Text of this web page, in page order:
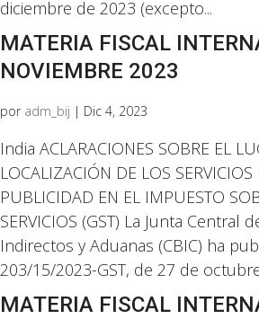
diciembre de 2023 (excepto...
MATERIA FISCAL
NOVIEMBRE 2023
por adm_bij | Dic 4, 2023
India ACLARACIONES SOBRE EL
LOCALIZACIÓN DE LOS SERVICIOS
PUBLICIDAD EN EL IMPUESTO
SERVICIOS (GST) La Junta Central
Indirectos y Aduanas (CBIC) ha
203/15/2023-GST, de 27 de
MATERIA FISCAL